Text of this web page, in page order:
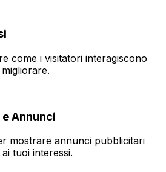
come i visitatori interagiscono
Annunci
mostrare annunci pubblicitari
tuoi interessi.